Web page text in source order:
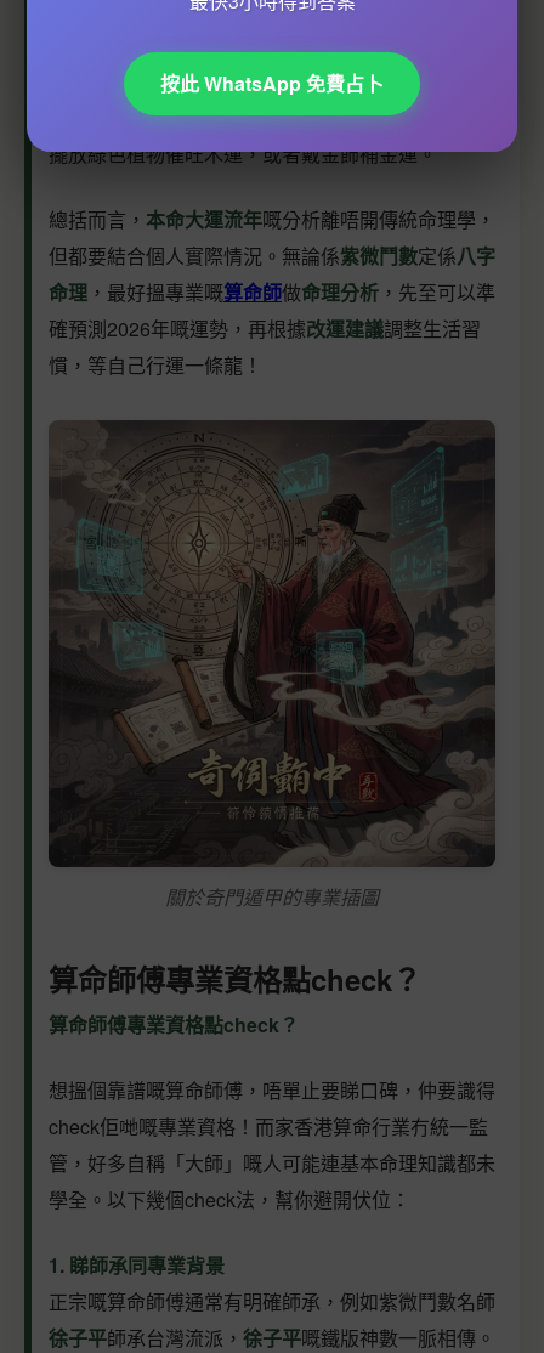
同占卜都係香港人常用嘅方法。例
風水調理 ，都可以幫你化解流年不利因素。2026年
失衡，可能要用風水佈局嚟增強運勢，例如
擺放綠色植物催旺木運，或者戴金飾補金運。
總括而言， 本命大運流年嘅分析離唔開傳統命理學，
但都要結合個人實際情況。無論係紫微鬥數定係八字
命理 ，最好搵專業嘅算命師做命理分析 ，先至可以準
確預測2026年嘅運勢，再根據改運建議調整生活習
慣，等自己行運一條龍！
關於奇門遁甲的專業插圖
算命師傅專業資格點check？
算命師傅專業資格點check？
想搵個靠譜嘅算命師傅，唔單止要睇口碑，仲要識得
check佢哋嘅專業資格！而家香港算命行業冇統一監
管，好多自稱「大師」嘅人可能連基本命理知識都未
學全。以下幾個check法，幫你避開伏位：
1. 睇師承同專業背景
正宗嘅算命師傅通常有明確師承，例如紫微鬥數名師
徐子平師承台灣流派， 徐子平嘅鐵版神數一脈相傳。
按此 WhatsApp 免費占卜